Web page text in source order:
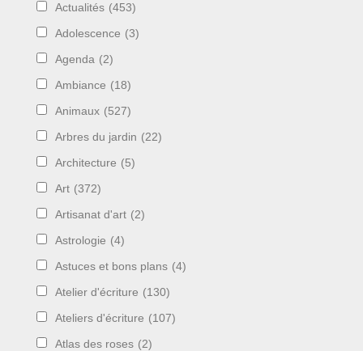
Actualités (453)
Adolescence (3)
Agenda (2)
Ambiance (18)
Animaux (527)
Arbres du jardin (22)
Architecture (5)
Art (372)
Artisanat d'art (2)
Astrologie (4)
Astuces et bons plans (4)
Atelier d'écriture (130)
Ateliers d'écriture (107)
Atlas des roses (2)